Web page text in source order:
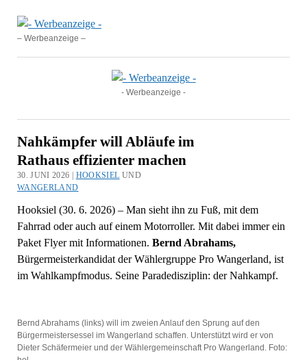
– Werbeanzeige –
- Werbeanzeige -
Nahkämpfer will Abläufe im
Rathaus effizienter machen
30. JUNI 2026 | HOOKSIEL UND
WANGERLAND
Hooksiel (30. 6. 2026) – Man sieht ihn zu Fuß, mit dem
Fahrrad oder auch auf einem Motorroller. Mit dabei immer ein
Paket Flyer mit Informationen. Bernd Abrahams,
Bürgermeisterkandidat der Wählergruppe Pro Wangerland, ist
im Wahlkampfmodus. Seine Paradedisziplin: der Nahkampf.
Bernd Abrahams (links) will im zweien Anlauf den Sprung auf den
Bürgermeistersessel im Wangerland schaffen. Unterstützt wird er von
Dieter Schäfermeier und der Wählergemeinschaft Pro Wangerland. Foto: